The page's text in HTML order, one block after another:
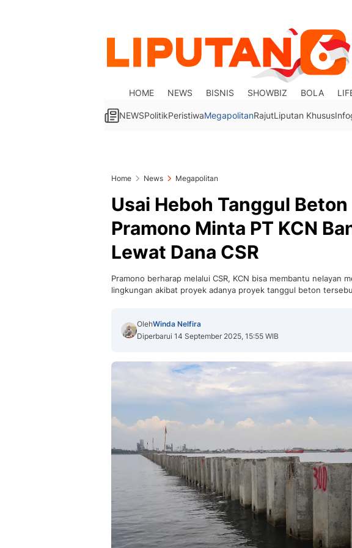
HOME NEWS BISNIS SHOWBIZ BOLA
NEWSPolitikPeristiwaMegapolitanRajutLiputan Khusus
Home News Megapolitan
Usai Heboh Tanggul
Pramono Minta PT KCN
Lewat Dana CSR
Pramono berharap melalui CSR, KCN bisa membantu nelayan
lingkungan akibat proyek adanya proyek tanggul beton
OlehWinda Nelfira
Diperbarui 14 September 2025, 15:55 WIB